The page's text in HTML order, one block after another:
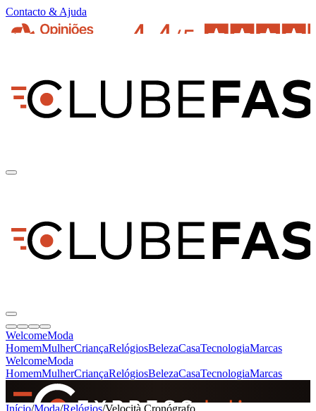
Contacto & Ajuda
WelcomeModa
HomemMulherCriançaRelógiosBelezaCasaTecnologiaMarcas
WelcomeModa
HomemMulherCriançaRelógiosBelezaCasaTecnologiaMarcas
SINCE 2005
Início/Moda/Relógios/Velocità Cronógrafo